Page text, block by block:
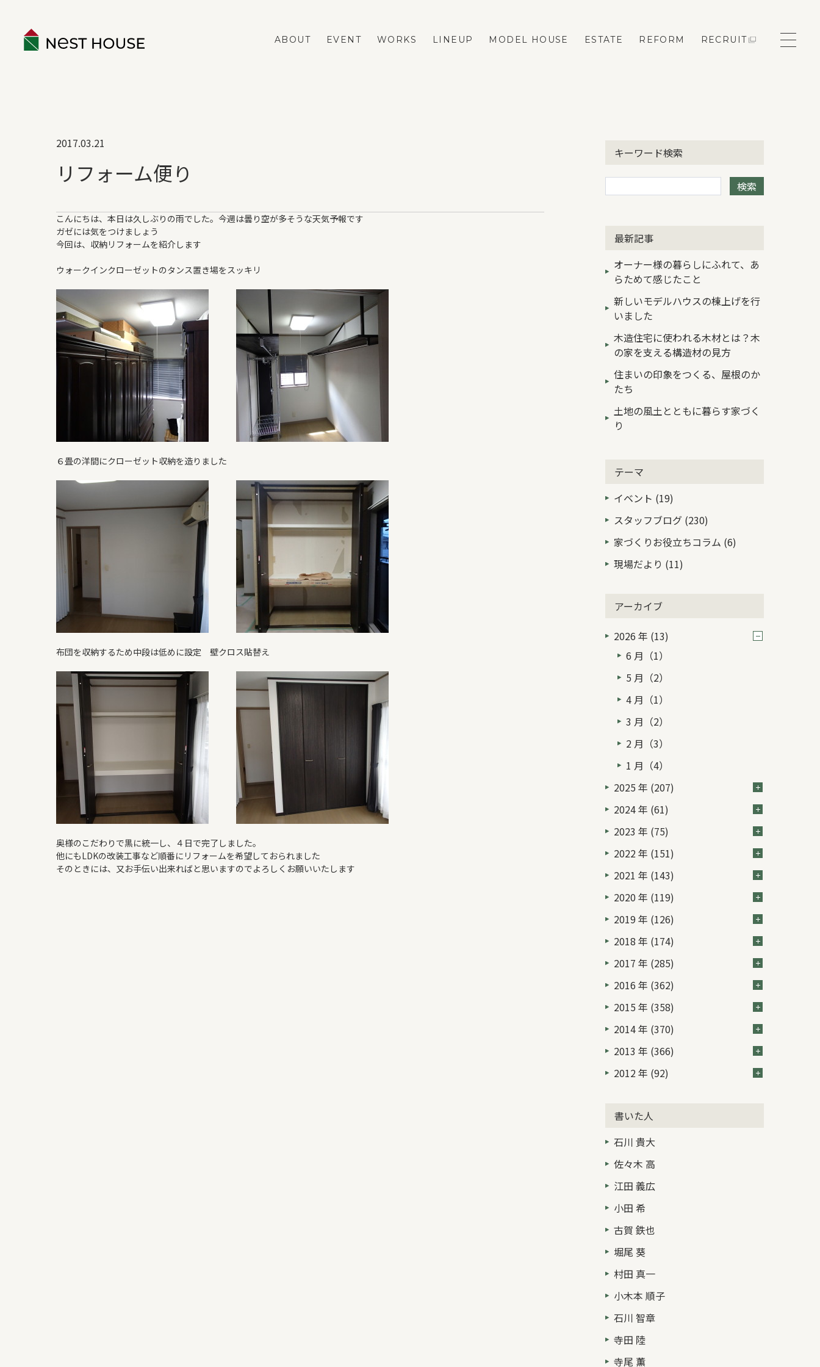
ABOUT EVENT WORKS LINEUP MODEL HOUSE ESTATE REFORM RECRUIT
構造のこと
ネストハウスのデザイン
保証とアフター
よくある質問
WORKS
新築住宅
リフォーム・リノベ
新築住宅のお問い合わせ
2017.03.21
リフォーム便り
こんにちは、本日は久しぶりの雨でした。今週は曇り空が多そうな天気予報です
ガゼには気をつけましょう
今回は、収納リフォームを紹介します
ウォークインクローゼットのタンス置き場をスッキリ
６畳の洋間にクローゼット収納を造りました
布団を収納するため中段は低めに設定 壁クロス貼替え
奥様のこだわりで黒に統一し、４日で完了しました。
他にもLDKの改装工事など順番にリフォームを希望しておられました
そのときには、又お手伝い出来ればと思いますのでよろしくお願いいたします
キーワード検索
検索
最新記事
オーナー様の暮らしにふれて、あ
らためて感じたこと
新しいモデルハウスの棟上げを行
いました
木造住宅に使われる木材とは？木
の家を支える構造材の見方
住まいの印象をつくる、屋根のか
たち
土地の風土とともに暮らす家づく
り
テーマ
イベント (19)
スタッフブログ (230)
家づくりお役立ちコラム (6)
現場だより (11)
アーカイブ
2026 年 (13)
6 月（1）
5 月（2）
4 月（1）
3 月（2）
2 月（3）
1 月（4）
2025 年 (207)
2024 年 (61)
2023 年 (75)
2022 年 (151)
2021 年 (143)
2020 年 (119)
2019 年 (126)
2018 年 (174)
2017 年 (285)
2016 年 (362)
2015 年 (358)
2014 年 (370)
2013 年 (366)
2012 年 (92)
書いた人
石川 貴大
佐々木 高
江田 義広
小田 希
古賀 鉄也
堀尾 葵
村田 真一
小木本 順子
石川 智章
寺田 陸
寺尾 薫